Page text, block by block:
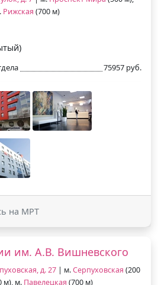
Рижская (700 м)
75957 руб.
на МРТ
им. А.В. Вишневского
д. 27 | м.Серпуховская (200
м), м. Павелецкая (700 м)